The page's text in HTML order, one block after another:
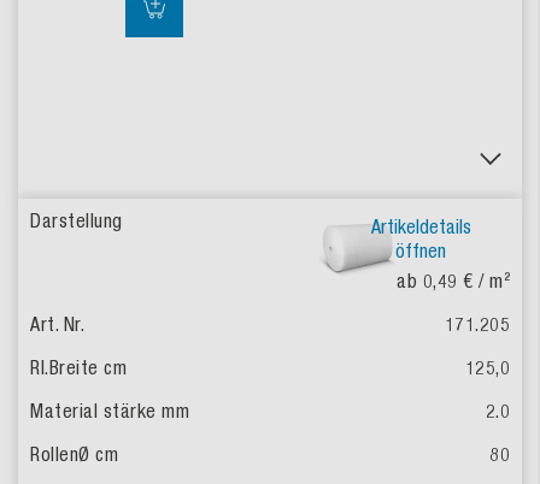
Artikeldetails
öffnen
ab 0,49 € / m²
171.205
125,0
2.0
80